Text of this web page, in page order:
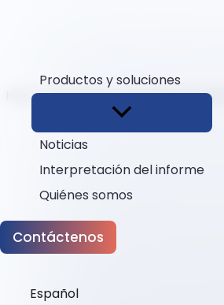
Productos y soluciones
Noticias
Interpretación del informe
Quiénes somos
Contáctenos
Español
Inicio Descargas Actualización del